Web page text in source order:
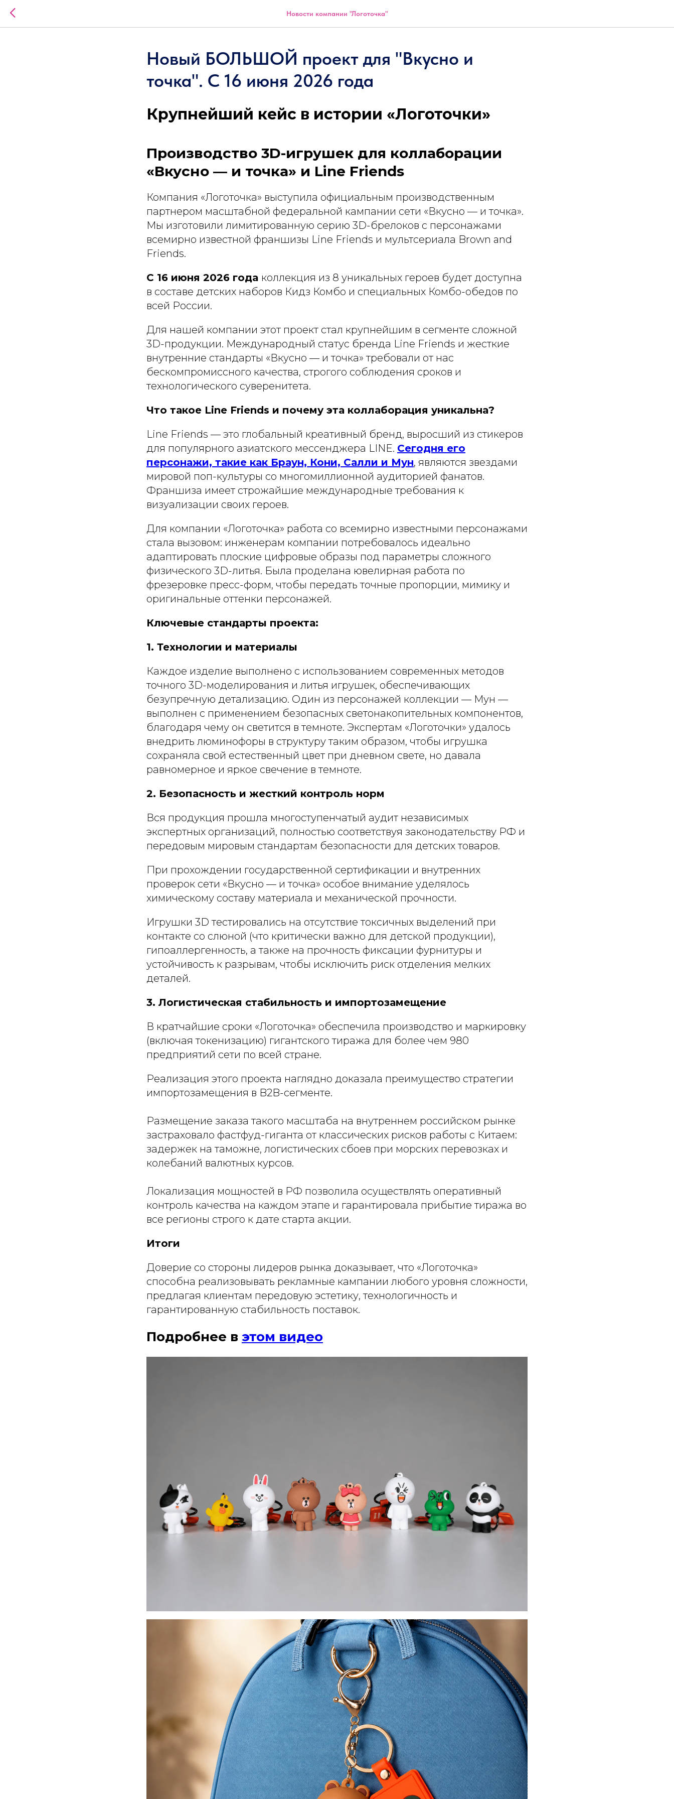
Новости компании "Логоточка"
Новый БОЛЬШОЙ проект для "Вкусно и
точка". С 16 июня 2026 года
Крупнейший кейс в истории «Логоточки»
Производство 3D-игрушек для коллаборации
«Вкусно — и точка» и Line Friends
Компания «Логоточка» выступила официальным производственным
партнером масштабной федеральной кампании сети «Вкусно — и точка».
Мы изготовили лимитированную серию 3D-брелоков с персонажами
всемирно известной франшизы Line Friends и мультсериала Brown and
Friends.
С 16 июня 2026 года коллекция из 8 уникальных героев будет доступна
в составе детских наборов Кидз Комбо и специальных Комбо-обедов по
всей России.
Для нашей компании этот проект стал крупнейшим в сегменте сложной
3D-продукции. Международный статус бренда Line Friends и жесткие
внутренние стандарты «Вкусно — и точка» требовали от нас
бескомпромиссного качества, строгого соблюдения сроков и
технологического суверенитета.
Что такое Line Friends и почему эта коллаборация уникальна?
Line Friends — это глобальный креативный бренд, выросший из стикеров
для популярного азиатского мессенджера LINE. Сегодня его
персонажи, такие как Браун, Кони, Салли и Мун, являются звездами
мировой поп-культуры со многомиллионной аудиторией фанатов.
Франшиза имеет строжайшие международные требования к
визуализации своих героев.
Для компании «Логоточка» работа со всемирно известными персонажами
стала вызовом: инженерам компании потребовалось идеально
адаптировать плоские цифровые образы под параметры сложного
физического 3D-литья. Была проделана ювелирная работа по
фрезеровке пресс-форм, чтобы передать точные пропорции, мимику и
оригинальные оттенки персонажей.
Ключевые стандарты проекта:
1. Технологии и материалы
Каждое изделие выполнено с использованием современных методов
точного 3D-моделирования и литья игрушек, обеспечивающих
безупречную детализацию. Один из персонажей коллекции — Мун —
выполнен с применением безопасных светонакопительных компонентов,
благодаря чему он светится в темноте. Экспертам «Логоточки» удалось
внедрить люминофоры в структуру таким образом, чтобы игрушка
сохраняла свой естественный цвет при дневном свете, но давала
равномерное и яркое свечение в темноте.
2. Безопасность и жесткий контроль норм
Вся продукция прошла многоступенчатый аудит независимых
экспертных организаций, полностью соответствуя законодательству РФ и
передовым мировым стандартам безопасности для детских товаров.
При прохождении государственной сертификации и внутренних
проверок сети «Вкусно — и точка» особое внимание уделялось
химическому составу материала и механической прочности.
Игрушки 3D тестировались на отсутствие токсичных выделений при
контакте со слюной (что критически важно для детской продукции),
гипоаллергенность, а также на прочность фиксации фурнитуры и
устойчивость к разрывам, чтобы исключить риск отделения мелких
деталей.
3. Логистическая стабильность и импортозамещение
В кратчайшие сроки «Логоточка» обеспечила производство и маркировку
(включая токенизацию) гигантского тиража для более чем 980
предприятий сети по всей стране.
Реализация этого проекта наглядно доказала преимущество стратегии
импортозамещения в B2B-сегменте.
Размещение заказа такого масштаба на внутреннем российском рынке
застраховало фастфуд-гиганта от классических рисков работы с Китаем:
задержек на таможне, логистических сбоев при морских перевозках и
колебаний валютных курсов.
Локализация мощностей в РФ позволила осуществлять оперативный
контроль качества на каждом этапе и гарантировала прибытие тиража во
все регионы строго к дате старта акции.
Итоги
Доверие со стороны лидеров рынка доказывает, что «Логоточка»
способна реализовывать рекламные кампании любого уровня сложности,
предлагая клиентам передовую эстетику, технологичность и
гарантированную стабильность поставок.
Подробнее в этом видео